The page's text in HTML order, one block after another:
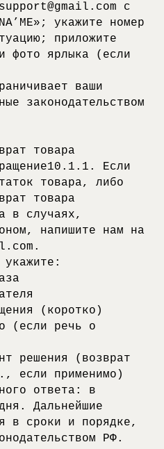
с
укажите номер
приложите
фото ярлыка (если
ваши
законодательством
товара
Если
товара, либо
товара
в случаях,
напишите нам на
(коротко)
речь о
(возврат
если применимо)
ответа: в
Дальнейшие
в сроки и порядке,
РФ.